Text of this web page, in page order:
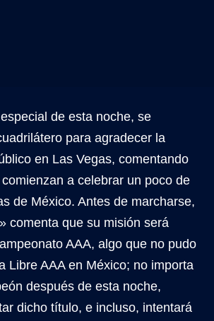
de esta noche, se
para agradecer la
en Las Vegas, comentando
a celebrar un poco de
de México. Antes de marcharse,
comenta que su misión será
AAA, algo que no pudo
Libre AAA en México; no importa
después de esta noche,
dicho título, e incluso, intentará